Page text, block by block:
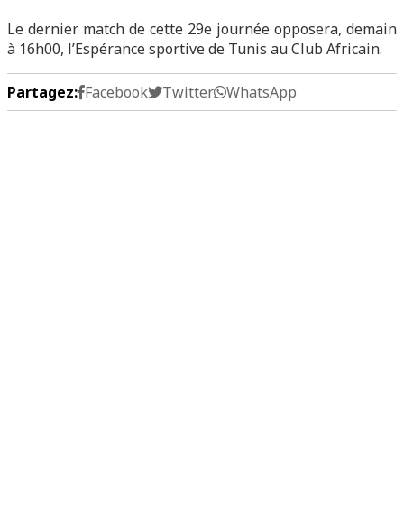
Le dernier match de cette 29e journée opposera, demain
à 16h00, l’Espérance sportive de Tunis au Club Africain.
Partagez: Facebook Twitter WhatsApp